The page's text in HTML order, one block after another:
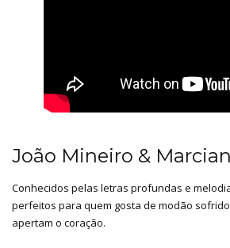
João Mineiro &
Conhecidos pelas letras profundas e
perfeitos para quem gosta de modão
apertam o coração.